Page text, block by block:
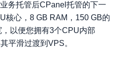
务托管后CPanel托管的下一
核心，8 GB RAM，150 GB的
以便您拥有3个CPU内部
平滑过渡到VPS。